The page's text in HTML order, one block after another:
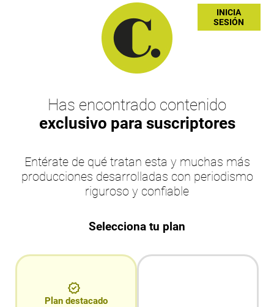
INICIA
SESIÓN
Has encontrado contenido
exclusivo para suscriptores
Entérate de qué tratan esta y muchas más
producciones desarrolladas con periodismo
riguroso y confiable
Selecciona tu plan
Plan destacado